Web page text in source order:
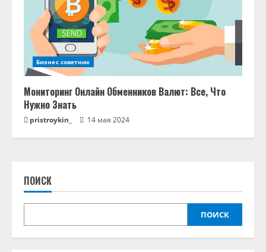
Бизнес советник
Мониторинг Онлайн Обменников Валют: Все, Что
Нужно Знать
pristroykin_ 14 мая 2024
ПОИСК
ПОИСК